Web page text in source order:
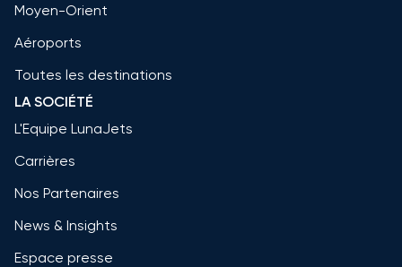
Moyen-Orient
Aéroports
Toutes les destinations
LA SOCIÉTÉ
L'Equipe LunaJets
Carrières
Nos Partenaires
News & Insights
Espace presse